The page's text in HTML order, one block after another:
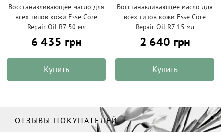
Восстанавливающее масло для
всех типов кожи Esse Core
Repair Oil R7 50 мл
6 435 грн
Купить
Восстанавливающее масло для
всех типов кожи Esse Core
Repair Oil R7 15 мл
2 640 грн
Купить
ОТЗЫВЫ ПОКУПАТЕЛЕЙ